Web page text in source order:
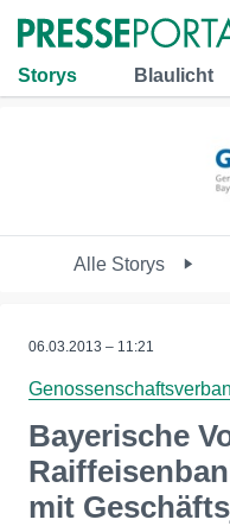
Storys Blaulicht
Alle Storys
06.03.2013 – 11:21
Bayerische
mit